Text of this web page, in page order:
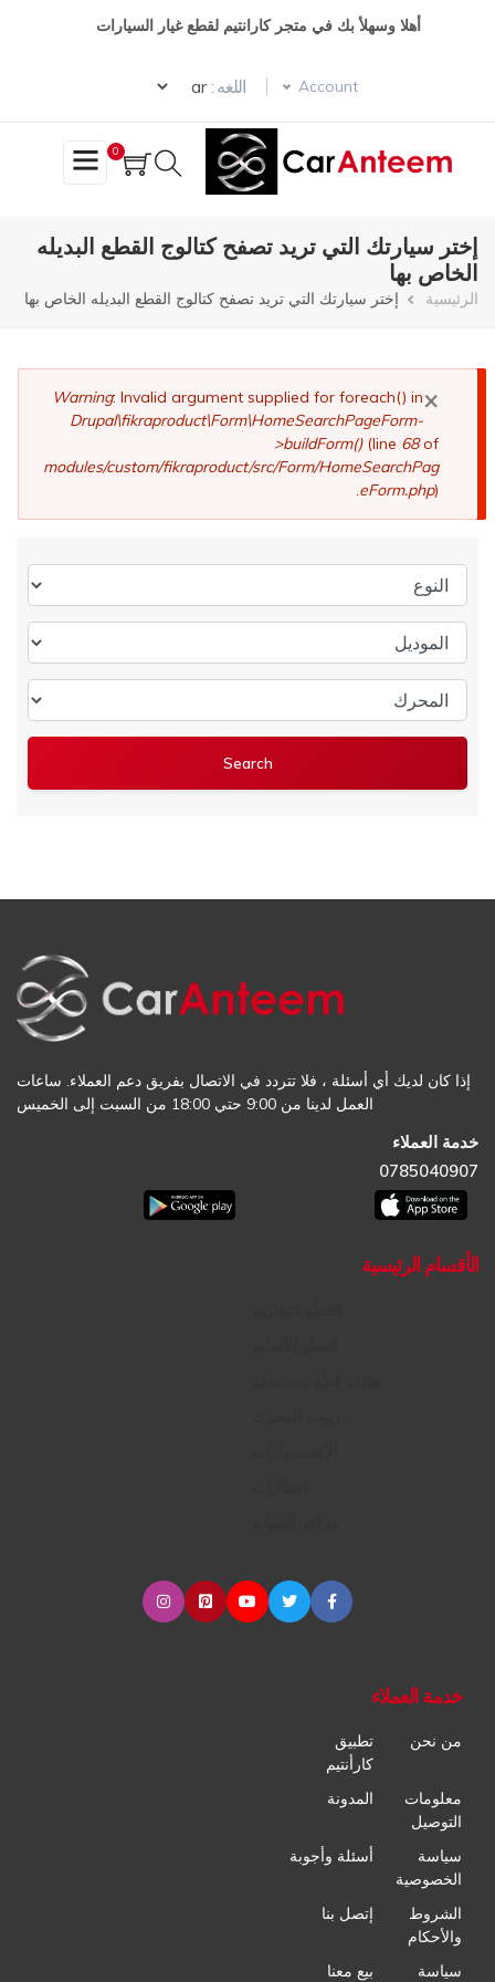
أهلا وسهلأ بك في متجر كارانتيم لقطع غيار السيارات
Account اللغه :
Select your language
0
إختر سيارتك التي تريد تصفح كتالوج القطع البديله
الخاص بها
مسار
الرئيسية إختر سيارتك التي تريد تصفح كتالوج القطع البديله الخاص بها
×
رسالة
الخطأ
Warning: Invalid argument supplied for foreach() in
Drupal\fikraproduct\Form\HomeSearchPageForm-
>buildForm()(line 68of
modules/custom/fikraproduct/src/Form/HomeSearchPag
eForm.php).
النوع
الموديل
المحرك
إذا كان لديك أي أسئلة ، فلا تتردد في الاتصال بفريق دعم العملاء. ساعات
العمل لدينا من 9:00 حتي 18:00 من السبت إلى الخميس
خدمة العملاء
0785040907
الأقسام الرئيسية
خدمة العملاء
من نحن
تطبيق
كارأنتيم
معلومات
التوصيل
المدونة
سياسة
الخصوصية
أسئلة وأجوبة
الشروط
والأحكام
إتصل بنا
سياسة بيع معنا